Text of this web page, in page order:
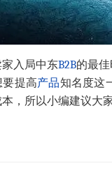
入局中东B2B的最
要提高产品知名度这
，所以小编建议大